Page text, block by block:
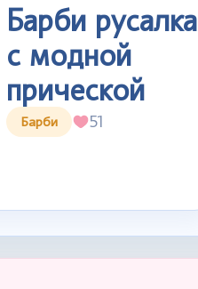
Барби русалка
с модной
прической
Барби 51